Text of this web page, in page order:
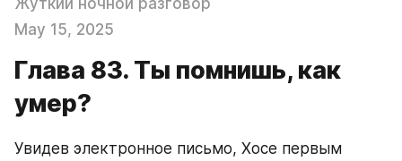
Жуткий ночной разговор
May 15, 2025
Глава 83. Ты помнишь, как
умер?
Увидев электронное письмо, Хосе первым